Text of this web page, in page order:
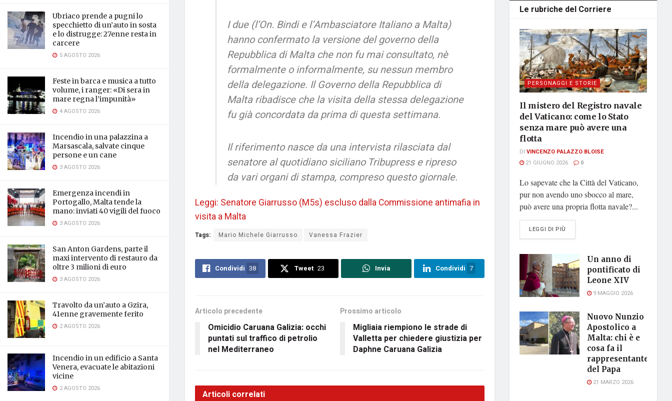
Ubriaco prende a pugni lo
specchietto di un’auto in sosta
e lo distrugge: 27enne resta in
carcere
5 AGOSTO 2026
Feste in barca e musica a tutto
volume, i ranger: «Di sera in
mare regna l’impunità»
4 AGOSTO 2026
Incendio in una palazzina a
Marsascala, salvate cinque
persone e un cane
3 AGOSTO 2026
Emergenza incendi in
Portogallo, Malta tende la
mano: inviati 40 vigili del fuoco
3 AGOSTO 2026
San Anton Gardens, parte il
maxi intervento di restauro da
oltre 3 milioni di euro
3 AGOSTO 2026
Travolto da un’auto a Gzira,
41enne gravemente ferito
2 AGOSTO 2026
Incendio in un edificio a Santa
Venera, evacuate le abitazioni
vicine
2 AGOSTO 2026
I due (l’On. Bindi e l’Ambasciatore Italiano a Malta)
hanno confermato la versione del governo della
Repubblica di Malta che non fu mai consultato, nè
formalmente o informalmente, su nessun membro
della delegazione. Il Governo della Repubblica di
Malta ribadisce che la visita della stessa delegazione
fu già concordata da prima di questa settimana.
Il riferimento nasce da una intervista rilasciata dal
senatore al quotidiano siciliano Tribupress e ripreso
da vari organi di stampa, compreso questo giornale.
Leggi: Senatore Giarrusso (M5s) escluso dalla Commissione antimafia in
visita a Malta
Tags: Mario Michele Giarrusso Vanessa Frazier
Condividi 38 Tweet 23 Invia Condividi 7
Articolo precedente
Omicidio Caruana Galizia: occhi
puntati sul traffico di petrolio
nel Mediterraneo
Prossimo articolo
Migliaia riempiono le strade di
Valletta per chiedere giustizia per
Daphne Caruana Galizia
Articoli correlati
Le rubriche del Corriere
PERSONAGGI E STORIE
Il mistero del Registro navale
del Vaticano: come lo Stato
senza mare può avere una
flotta
DI VINCENZO PALAZZO BLOISE
21 GIUGNO 2026
0
Lo sapevate che la Città del Vaticano,
pur non avendo uno sbocco al mare,
può avere una propria flotta navale?...
LEGGI DI PIÙ
Un anno di
pontificato di
Leone XIV
9 MAGGIO 2026
Nuovo Nunzio
Apostolico a
Malta: chi è e
cosa fa il
rappresentante
del Papa
21 MARZO 2026